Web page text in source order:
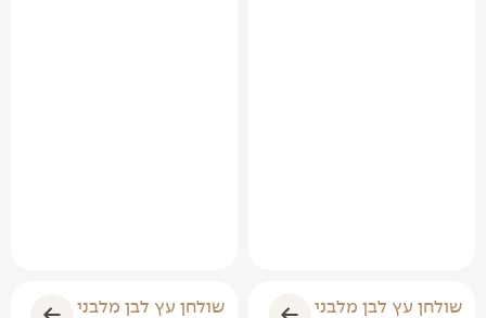
שולחן עץ לבן מלבני
שולחן עץ לבן מלבני